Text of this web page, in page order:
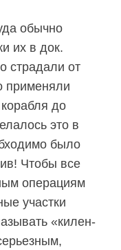
обычно
их в док.
страдали от
применяли
до
это в
было
Чтобы все
операциям
участки
«килен-